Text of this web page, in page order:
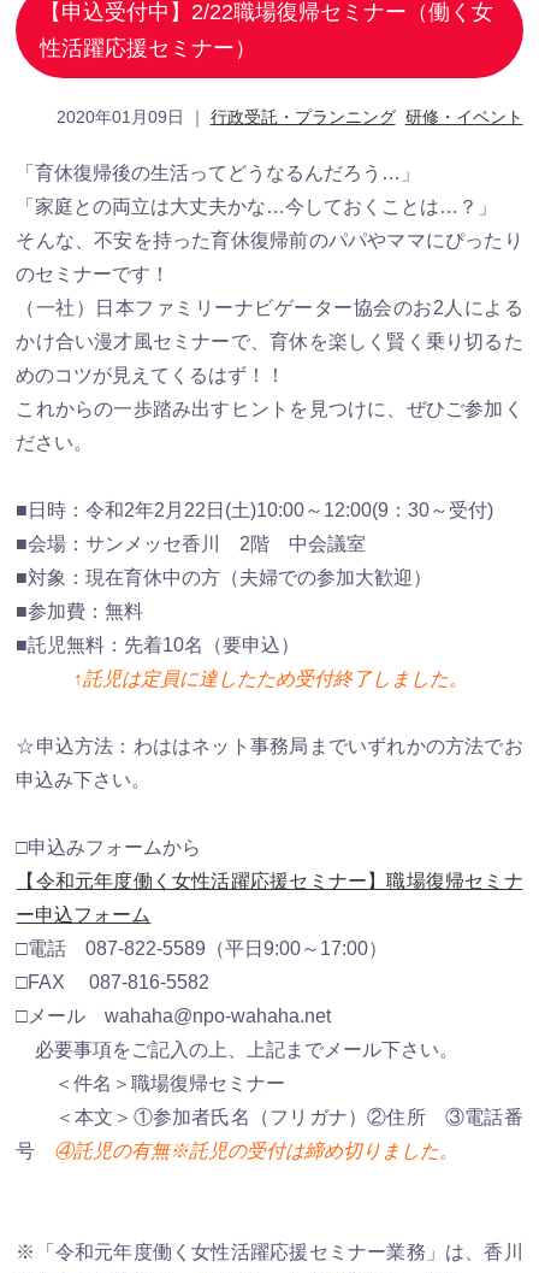
【申込受付中】2/22職場復帰セミナー（働く女
性活躍応援セミナー）
2020年01月09日 ｜ 行政受託・プランニング 研修・イベント
「育休復帰後の生活ってどうなるんだろう…」
「家庭との両立は大丈夫かな…今しておくことは…？」
そんな、不安を持った育休復帰前のパパやママにぴったり
のセミナーです！
（一社）日本ファミリーナビゲーター協会のお2人による
かけ合い漫才風セミナーで、育休を楽しく賢く乗り切るた
めのコツが見えてくるはず！！
これからの一歩踏み出すヒントを見つけに、ぜひご参加く
ださい。
■日時：令和2年2月22日(土)10:00～12:00(9：30～受付)
■会場：サンメッセ香川 2階 中会議室
■対象：現在育休中の方（夫婦での参加大歓迎）
■参加費：無料
■託児無料：先着10名（要申込）
↑託児は定員に達したため受付終了しました。
☆申込方法：わははネット事務局までいずれかの方法でお
申込み下さい。
□申込みフォームから
【令和元年度働く女性活躍応援セミナー】職場復帰セミナ
ー申込フォーム
□電話 087-822-5589（平日9:00～17:00）
□FAX 087-816-5582
□メール wahaha@npo-wahaha.net
必要事項をご記入の上、上記までメール下さい。
＜件名＞職場復帰セミナー
＜本文＞①参加者氏名（フリガナ）②住所 ③電話番
号 ④託児の有無※託児の受付は締め切りました。
※「令和元年度働く女性活躍応援セミナー業務」は、香川